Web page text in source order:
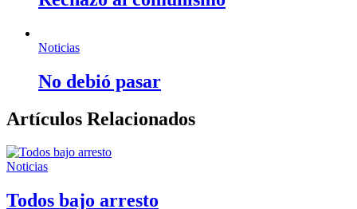
Noticias
No debió pasar
Artículos Relacionados
Noticias
Todos bajo arresto